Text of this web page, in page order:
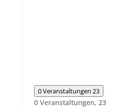
0 Veranstaltungen 23
0 Veranstaltungen, 23